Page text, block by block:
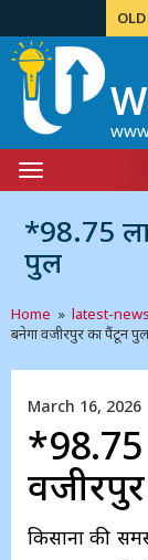
Toggle
navigation
*98.75
पुल
Home » latest-news
बनेगा वजीरपुर का पैंटून पुल
March 16, 2026
किसानों की